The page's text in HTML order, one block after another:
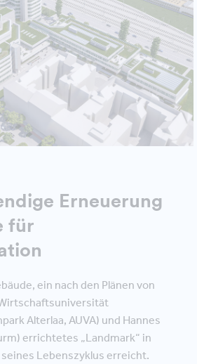
Erneuerung
für
ein nach den Plänen von
Alterlaa, AUVA) und Hannes
errichtetes „Landmark“ in
seines Lebenszyklus erreicht.